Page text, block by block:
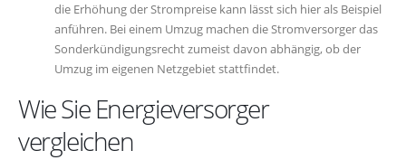
die Erhöhung der Strompreise kann lässt sich hier als Beispiel
anführen. Bei einem Umzug machen die Stromversorger das
Sonderkündigungsrecht zumeist davon abhängig, ob der
Umzug im eigenen Netzgebiet stattfindet.
Wie Sie Energieversorger
vergleichen